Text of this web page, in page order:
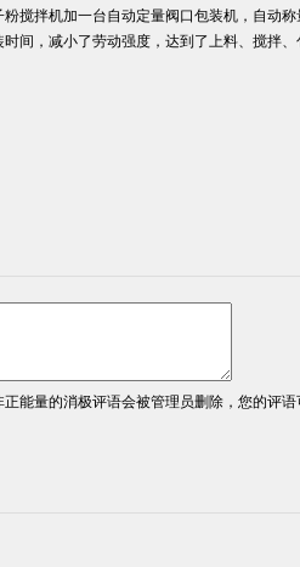
搅拌机加一台自动定量阀口包装机 ，自动
间，减小了劳动强度，达到了上料、搅拌
能量的消极评语会被管理员删除，您的评语